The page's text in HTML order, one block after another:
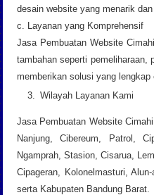
desain website yang menarik dan
c. Layanan yang Komprehensif
Jasa Pembuatan Website
tambahan seperti pemeliharaan,
memberikan solusi yang
Wilayah Layanan Kami
Jasa Pembuatan Website
Nanjung, Cibereum, Patrol,
Ngamprah, Stasion, Cisarua,
Cipageran, Kolonelmasturi,
serta Kabupaten Bandung Barat.